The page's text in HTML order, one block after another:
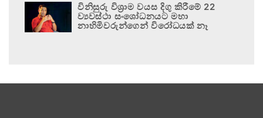
විනිසුරු විශ්‍රාම වයස දිගු කිරීමේ 22
ව්‍යවස්ථා සංශෝධනයට මහා
නාහිමිවරුන්ගෙන් විරෝධයක් නෑ